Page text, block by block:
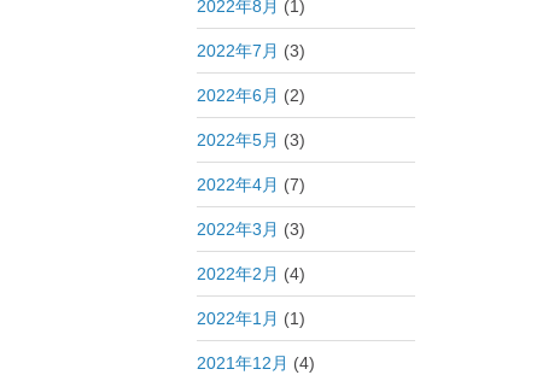
2022年8月 (1)
2022年7月 (3)
2022年6月 (2)
2022年5月 (3)
2022年4月 (7)
2022年3月 (3)
2022年2月 (4)
2022年1月 (1)
2021年12月 (4)